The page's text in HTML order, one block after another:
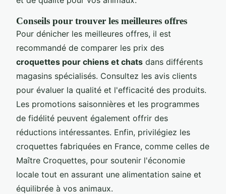
Conseils pour trouver les meilleures offres
Pour dénicher les meilleures offres, il est
recommandé de comparer les prix des
croquettes pour chiens et chats dans différents
magasins spécialisés. Consultez les avis clients
pour évaluer la qualité et l'efficacité des produits.
Les promotions saisonnières et les programmes
de fidélité peuvent également offrir des
réductions intéressantes. Enfin, privilégiez les
croquettes fabriquées en France, comme celles de
Maître Croquettes, pour soutenir l'économie
locale tout en assurant une alimentation saine et
équilibrée à vos animaux.